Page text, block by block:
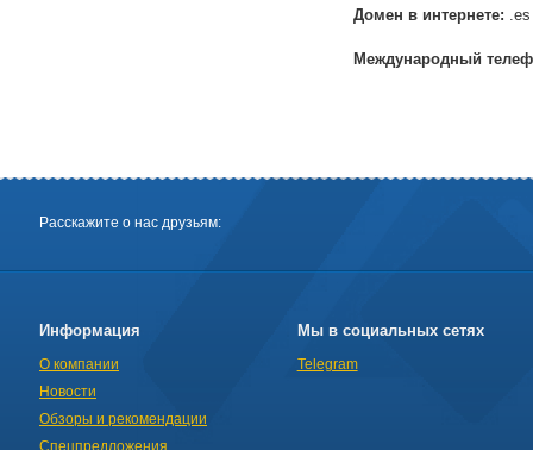
Домен в интернете: .es
Международный
Расскажите о нас друзьям:
Информация
О компании
Новости
Обзоры и рекомендации
Спецпредложения
Мы в социальных сетях
Telegram